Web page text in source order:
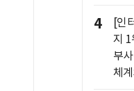
4
[인
지 1
부
체